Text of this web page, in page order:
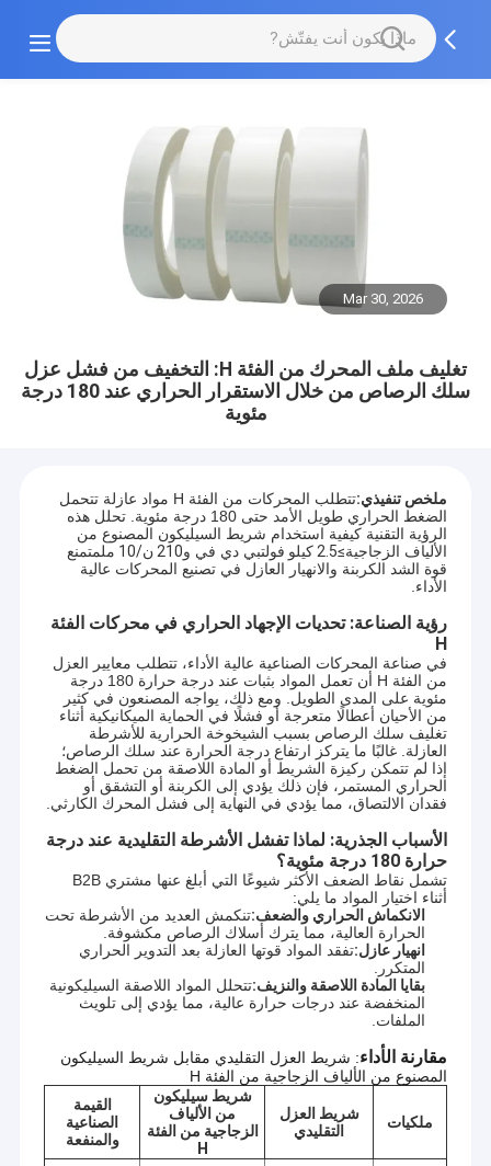
Mar 30, 2026
تغليف ملف المحرك من الفئة H: التخفيف من فشل عزل
سلك الرصاص من خلال الاستقرار الحراري عند 180 درجة
مئوية
ملخص تنفيذي:
تتطلب المحركات من الفئة H مواد عازلة تتحمل
الضغط الحراري طويل الأمد حتى 180 درجة مئوية. تحلل هذه
الرؤية التقنية كيفية استخدام شريط السيليكون المصنوع من
الألياف الزجاجية≥2.5 كيلو فولت بي دي في و210 ن/10 ملم
تمنع
قوة الشد الكربنة والانهيار العازل في تصنيع المحركات عالية
الأداء.
رؤية الصناعة: تحديات الإجهاد الحراري في محركات الفئة
H
في صناعة المحركات الصناعية عالية الأداء، تتطلب معايير العزل
من الفئة H أن تعمل المواد بثبات عند درجة حرارة 180 درجة
مئوية على المدى الطويل. ومع ذلك، يواجه المصنعون في كثير
من الأحيان أعطالًا متعرجة أو فشلًا في الحماية الميكانيكية أثناء
تغليف سلك الرصاص بسبب الشيخوخة الحرارية للأشرطة
العازلة. غالبًا ما يتركز ارتفاع درجة الحرارة عند سلك الرصاص؛
إذا لم تتمكن ركيزة الشريط أو المادة اللاصقة من تحمل الضغط
الحراري المستمر، فإن ذلك يؤدي إلى الكربنة أو التشقق أو
فقدان الالتصاق، مما يؤدي في النهاية إلى فشل المحرك الكارثي.
الأسباب الجذرية: لماذا تفشل الأشرطة التقليدية عند درجة
حرارة 180 درجة مئوية؟
تشمل نقاط الضعف الأكثر شيوعًا التي أبلغ عنها مشتري B2B
أثناء اختيار المواد ما يلي:
الانكماش الحراري والضعف:تنكمش العديد من الأشرطة تحت
الحرارة العالية، مما يترك أسلاك الرصاص مكشوفة.
انهيار عازل:تفقد المواد قوتها العازلة بعد التدوير الحراري
المتكرر.
بقايا المادة اللاصقة والنزيف:تتحلل المواد اللاصقة السيليكونية
المنخفضة عند درجات حرارة عالية، مما يؤدي إلى تلويث
الملفات.
مقارنة الأداء
المصنوع من الألياف الزجاجية من الفئة H
ملكيات
شريط العزل
التقليدي
شريط سيليكون
من الألياف
الزجاجية من الفئة
H
القيمة
الصناعية
والمنفعة